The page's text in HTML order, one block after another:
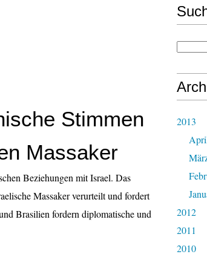
Stimmen
Massaker
Beziehungen mit Israel. Das
Massaker verurteilt und fordert
Brasilien fordern diplomatische und
2013
2012
2011
2010